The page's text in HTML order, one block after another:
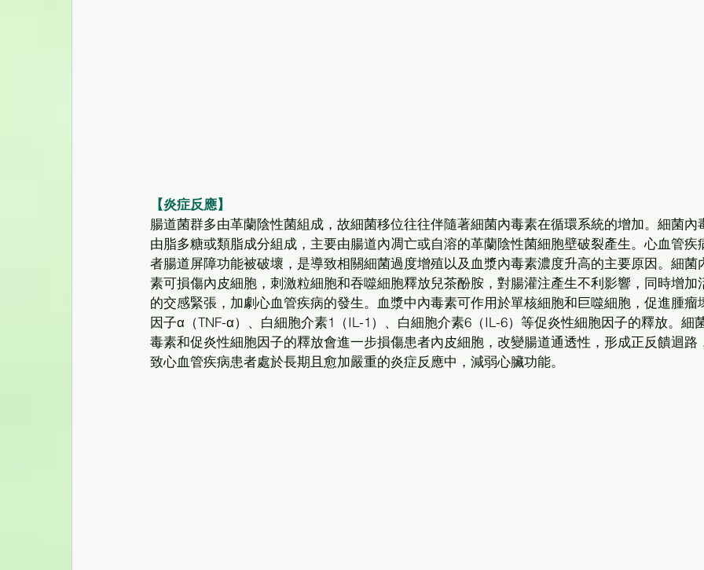
【炎症反應】
腸道菌群多由革蘭陰性菌組成，故細菌移位往往伴隨著細菌內毒素在循環系統的增加。細菌內
由脂多糖或類脂成分組成，主要由腸道內凋亡或自溶的革蘭陰性菌細胞壁破裂產生。心血管疾
者腸道屏障功能被破壞，是導致相關細菌過度增殖以及血漿內毒素濃度升高的主要原因。細菌
素可損傷內皮細胞，刺激粒細胞和吞噬細胞釋放兒茶酚胺，對腸灌注產生不利影響，同時增加
的交感緊張，加劇心血管疾病的發生。血漿中內毒素可作用於單核細胞和巨噬細胞，促進腫瘤
因子α（TNF-α）、白細胞介素1（IL-1）、白細胞介素6（IL-6）等促炎性細胞因子的釋放。細
毒素和促炎性細胞因子的釋放會進一步損傷患者內皮細胞，改變腸道通透性，形成正反饋迴路
致心血管疾病患者處於長期且愈加嚴重的炎症反應中，減弱心臟功能。